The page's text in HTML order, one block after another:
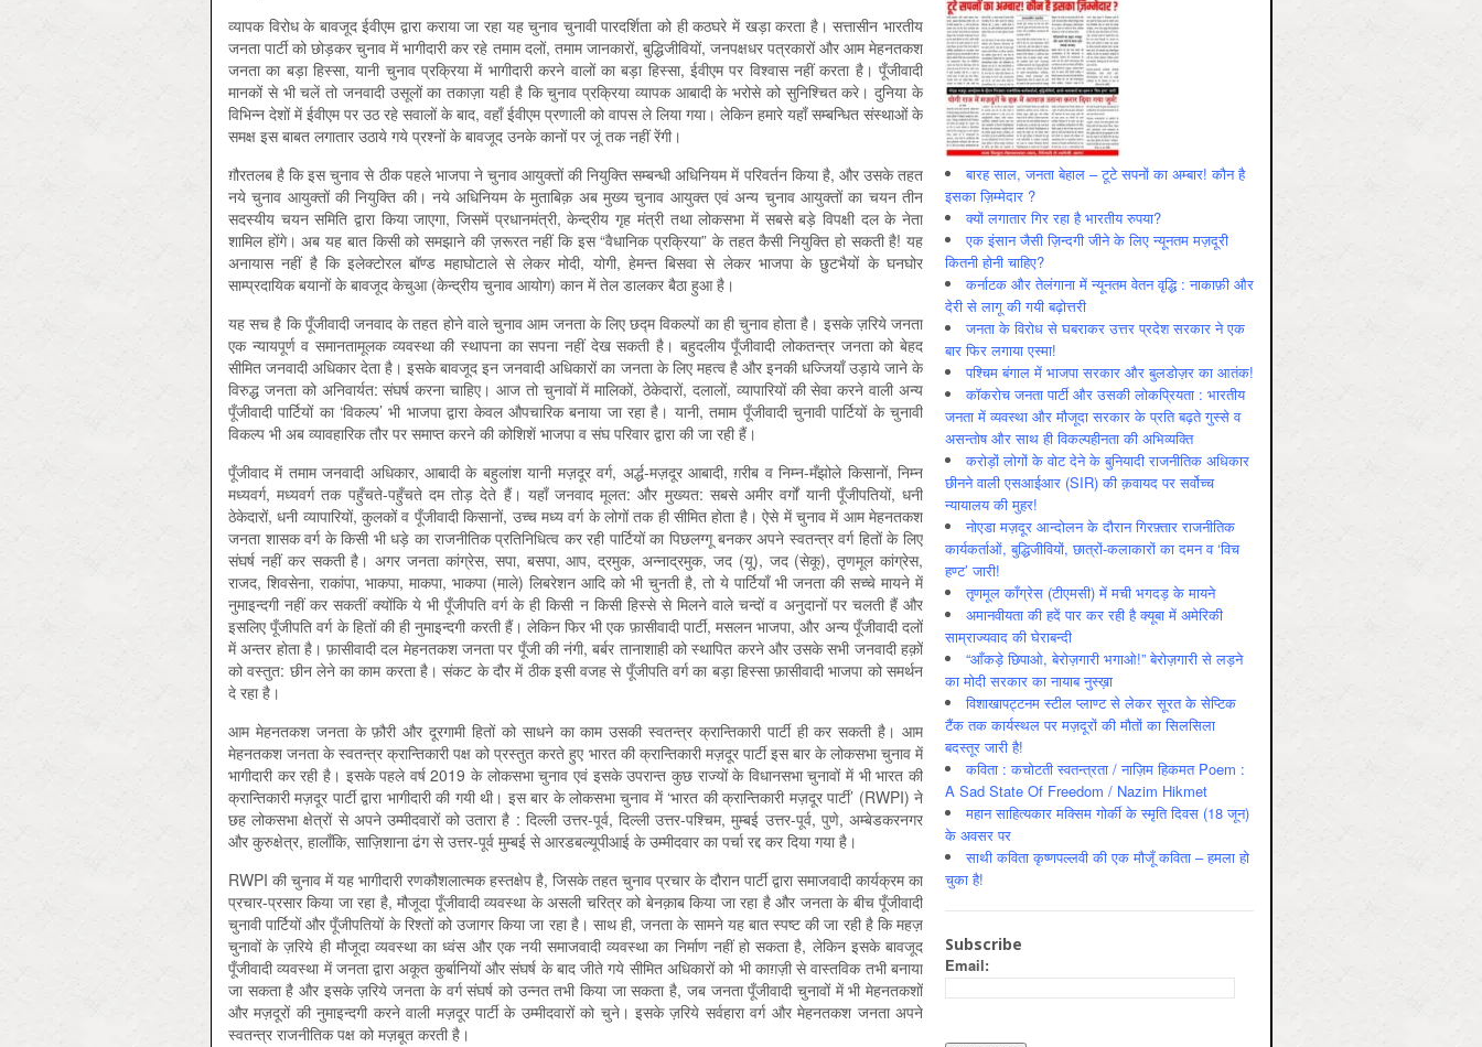
व्यापक विरोध के बावजूद ईवीएम द्वारा कराया जा रहा यह चुनाव चुनावी पारदर्शिता को ही कठघरे में खड़ा करता है। सत्तासीन भारतीय
जनता पार्टी को छोड़कर चुनाव में भागीदारी कर रहे तमाम दलों, तमाम जानकारों, बुद्धिजीवियों, जनपक्षधर पत्रकारों और आम मेहनतकश
जनता का बड़ा हिस्सा, यानी चुनाव प्रक्रिया में भागीदारी करने वालों का बड़ा हिस्सा, ईवीएम पर विश्वास नहीं करता है। पूँजीवादी
मानकों से भी चलें तो जनवादी उसूलों का तकाज़ा यही है कि चुनाव प्रक्रिया व्यापक आबादी के भरोसे को सुनिश्चित करे। दुनिया के
विभिन्न देशों में ईवीएम पर उठ रहे सवालों के बाद, वहाँ ईवीएम प्रणाली को वापस ले लिया गया। लेकिन हमारे यहाँ सम्बन्धित संस्थाओं के
समक्ष इस बाबत लगातार उठाये गये प्रश्नों के बावजूद उनके कानों पर जूं तक नहीं रेंगी।
ग़ौरतलब है कि इस चुनाव से ठीक पहले भाजपा ने चुनाव आयुक्तों की नियुक्ति सम्बन्धी अधिनियम में परिवर्तन किया है, और उसके तहत
नये चुनाव आयुक्तों की नियुक्ति की। नये अधिनियम के मुताबिक़ अब मुख्य चुनाव आयुक्त एवं अन्य चुनाव आयुक्तों का चयन तीन
सदस्यीय चयन समिति द्वारा किया जाएगा, जिसमें प्रधानमंत्री, केन्द्रीय गृह मंत्री तथा लोकसभा में सबसे बड़े विपक्षी दल के नेता
शामिल होंगे। अब यह बात किसी को समझाने की ज़रूरत नहीं कि इस “वैधानिक प्रक्रिया” के तहत कैसी नियुक्ति हो सकती है! यह
अनायास नहीं है कि इलेक्टोरल बॉण्ड महाघोटाले से लेकर मोदी, योगी, हेमन्त बिसवा से लेकर भाजपा के छुटभैयों के घनघोर
साम्प्रदायिक बयानों के बावजूद केचुआ (केन्द्रीय चुनाव आयोग) कान में तेल डालकर बैठा हुआ है।
यह सच है कि पूँजीवादी जनवाद के तहत होने वाले चुनाव आम जनता के लिए छद्म विकल्पों का ही चुनाव होता है। इसके ज़रिये जनता
एक न्यायपूर्ण व समानतामूलक व्यवस्था की स्थापना का सपना नहीं देख सकती है। बहुदलीय पूँजीवादी लोकतन्त्र जनता को बेहद
सीमित जनवादी अधिकार देता है। इसके बावजूद इन जनवादी अधिकारों का जनता के लिए महत्व है और इनकी धज्जियाँ उड़ाये जाने के
विरुद्ध जनता को अनिवार्यत: संघर्ष करना चाहिए। आज तो चुनावों में मालिकों, ठेकेदारों, दलालों, व्यापारियों की सेवा करने वाली अन्य
पूँजीवादी पार्टियों का ‘विकल्प’ भी भाजपा द्वारा केवल औपचारिक बनाया जा रहा है। यानी, तमाम पूँजीवादी चुनावी पार्टियों के चुनावी
विकल्प भी अब व्यावहारिक तौर पर समाप्त करने की कोशिशें भाजपा व संघ परिवार द्वारा की जा रही हैं।
पूँजीवाद में तमाम जनवादी अधिकार, आबादी के बहुलांश यानी मज़दूर वर्ग, अर्द्ध-मज़दूर आबादी, ग़रीब व निम्न-मँझोले किसानों, निम्न
मध्यवर्ग, मध्यवर्ग तक पहुँचते-पहुँचते दम तोड़ देते हैं। यहाँ जनवाद मूलत: और मुख्यत: सबसे अमीर वर्गों यानी पूँजीपतियों, धनी
ठेकेदारों, धनी व्यापारियों, कुलकों व पूँजीवादी किसानों, उच्च मध्य वर्ग के लोगों तक ही सीमित होता है। ऐसे में चुनाव में आम मेहनतकश
जनता शासक वर्ग के किसी भी धड़े का राजनीतिक प्रतिनिधित्व कर रही पार्टियों का पिछलग्गू बनकर अपने स्वतन्त्र वर्ग हितों के लिए
संघर्ष नहीं कर सकती है। अगर जनता कांग्रेस, सपा, बसपा, आप, द्रमुक, अन्नाद्रमुक, जद (यू), जद (सेकू), तृणमूल कांग्रेस,
राजद, शिवसेना, राकांपा, भाकपा, माकपा, भाकपा (माले) लिबरेशन आदि को भी चुनती है, तो ये पार्टियाँ भी जनता की सच्चे मायने में
नुमाइन्दगी नहीं कर सकतीं क्योंकि ये भी पूँजीपति वर्ग के ही किसी न किसी हिस्से से मिलने वाले चन्दों व अनुदानों पर चलती हैं और
इसलिए पूँजीपति वर्ग के हितों की ही नुमाइन्दगी करती हैं। लेकिन फिर भी एक फ़ासीवादी पार्टी, मसलन भाजपा, और अन्य पूँजीवादी दलों
में अन्तर होता है। फ़ासीवादी दल मेहनतकश जनता पर पूँजी की नंगी, बर्बर तानाशाही को स्थापित करने और उसके सभी जनवादी हक़ों
को वस्तुत: छीन लेने का काम करता है। संकट के दौर में ठीक इसी वजह से पूँजीपति वर्ग का बड़ा हिस्सा फ़ासीवादी भाजपा को समर्थन
दे रहा है।
आम मेहनतकश जनता के फ़ौरी और दूरगामी हितों को साधने का काम उसकी स्वतन्त्र क्रान्तिकारी पार्टी ही कर सकती है। आम
मेहनतकश जनता के स्वतन्त्र क्रान्तिकारी पक्ष को प्रस्तुत करते हुए भारत की क्रान्तिकारी मज़दूर पार्टी इस बार के लोकसभा चुनाव में
भागीदारी कर रही है। इसके पहले वर्ष 2019 के लोकसभा चुनाव एवं इसके उपरान्त कुछ राज्यों के विधानसभा चुनावों में भी भारत की
क्रान्तिकारी मज़दूर पार्टी द्वारा भागीदारी की गयी थी। इस बार के लोकसभा चुनाव में ‘भारत की क्रान्तिकारी मज़दूर पार्टी’ (RWPI) ने
छह लोकसभा क्षेत्रों से अपने उम्मीदवारों को उतारा है : दिल्ली उत्तर-पूर्व, दिल्ली उत्तर-पश्चिम, मुम्बई उत्तर-पूर्व, पुणे, अम्बेडकरनगर
और कुरुक्षेत्र, हालाँकि, साज़िशाना ढंग से उत्तर-पूर्व मुम्बई से आरडबल्यूपीआई के उम्मीदवार का पर्चा रद्द कर दिया गया है।
RWPI की चुनाव में यह भागीदारी रणकौशलात्मक हस्तक्षेप है, जिसके तहत चुनाव प्रचार के दौरान पार्टी द्वारा समाजवादी कार्यक्रम का
प्रचार-प्रसार किया जा रहा है, मौजूदा पूँजीवादी व्यवस्था के असली चरित्र को बेनक़ाब किया जा रहा है और जनता के बीच पूँजीवादी
चुनावी पार्टियों और पूँजीपतियों के रिश्तों को उजागर किया जा रहा है। साथ ही, जनता के सामने यह बात स्पष्ट की जा रही है कि महज़
चुनावों के ज़रिये ही मौजूदा व्यवस्था का ध्वंस और एक नयी समाजवादी व्यवस्था का निर्माण नहीं हो सकता है, लेकिन इसके बावजूद
पूँजीवादी व्यवस्था में जनता द्वारा अकूत कुर्बानियों और संघर्ष के बाद जीते गये सीमित अधिकारों को भी काग़ज़ी से वास्तविक तभी बनाया
जा सकता है और इसके ज़रिये जनता के वर्ग संघर्ष को उन्नत तभी किया जा सकता है, जब जनता पूँजीवादी चुनावों में भी मेहनतकशों
और मज़दूरों की नुमाइन्दगी करने वाली मज़दूर पार्टी के उम्मीदवारों को चुने। इसके ज़रिये सर्वहारा वर्ग और मेहनतकश जनता अपने
स्वतन्त्र राजनीतिक पक्ष को मज़बूत करती है।
बारह साल, जनता बेहाल – टूटे सपनों का अम्बार! कौन है
इसका ज़िम्मेदार ?
क्यों लगातार गिर रहा है भारतीय रुपया?
एक इंसान जैसी ज़िन्दगी जीने के लिए न्यूनतम मज़दूरी
कितनी होनी चाहिए?
कर्नाटक और तेलंगाना में न्यूनतम वेतन वृद्धि : नाकाफ़ी और
देरी से लागू की गयी बढ़ोत्तरी
जनता के विरोध से घबराकर उत्तर प्रदेश सरकार ने एक
बार फिर लगाया एस्मा!
पश्चिम बंगाल में भाजपा सरकार और बुलडोज़र का आतंक!
कॉकरोच जनता पार्टी और उसकी लोकप्रियता : भारतीय
जनता में व्‍यवस्‍था और मौजूदा सरकार के प्रति बढ़ते गुस्‍से व
असन्‍तोष और साथ ही विकल्‍पहीनता की अभिव्‍यक्ति
करोड़ों लोगों के वोट देने के बुनियादी राजनीतिक अधिकार
छीनने वाली एसआईआर (SIR) की क़वायद पर सर्वोच्च
न्यायालय की मुहर!
नोएडा मज़दूर आन्दोलन के दौरान गिरफ़्तार राजनीतिक
कार्यकर्ताओं, बुद्धिजीवियों, छात्रों-कलाकारों का दमन व ‘विच
हण्ट’ जारी!
तृणमूल काँग्रेस (टीएमसी) में मची भगदड़ के मायने
अमानवीयता की हदें पार कर रही है क्यूबा में अमेरिकी
साम्राज्यवाद की घेराबन्दी
“आँकड़े छिपाओ, बेरोज़गारी भगाओ!” बेरोज़गारी से लड़ने
का मोदी सरकार का नायाब नुस्ख़ा
विशाखापट्टनम स्टील प्लाण्ट से लेकर सूरत के सेप्टिक
टैंक तक कार्यस्थल पर मज़दूरों की मौतों का सिलसिला
बदस्तूर जारी है!
कविता : कचोटती स्वतन्त्रता / नाज़िम हिकमत Poem :
A Sad State Of Freedom / Nazim Hikmet
महान साहित्यकार मक्सिम गोर्की के स्मृति दिवस (18 जून)
के अवसर पर
साथी कविता कृष्णपल्लवी की एक मौजूँ कविता – हमला हो
चुका है!
Subscribe
Email: